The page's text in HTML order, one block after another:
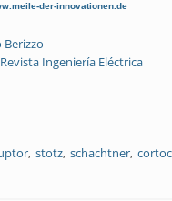
der-innovationen.de
Berizzo
Revista Ingeniería Eléctrica
stotz schachtner